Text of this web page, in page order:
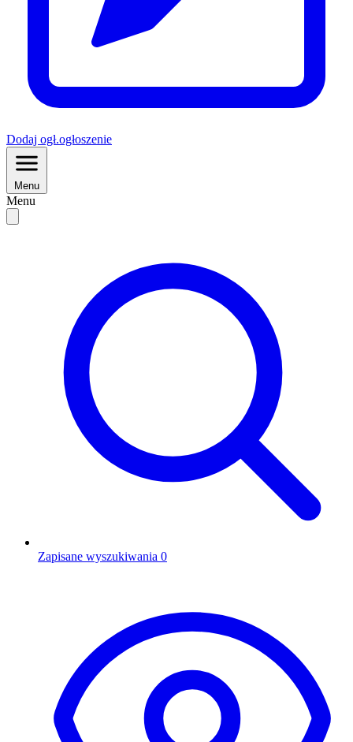
Dodaj ogł.ogłoszenie
Menu
Menu
Zapisane wyszukiwania 0